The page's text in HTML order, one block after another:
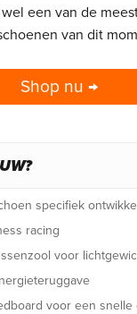
een van de
van dit
Shop nu →
specifiek
racing
voor
voor een snelle